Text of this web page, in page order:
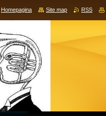
Homepagina Site map RSS